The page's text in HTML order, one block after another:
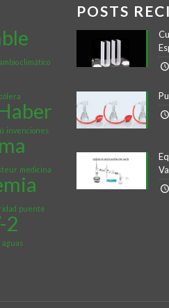
climático
cólera
invenciones
medicina
puente
2
POSTS